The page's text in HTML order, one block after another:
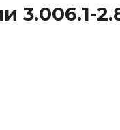
3.006.1-